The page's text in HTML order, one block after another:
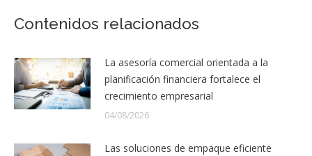
Contenidos relacionados
La asesoría comercial orientada a la
planificación financiera fortalece el
crecimiento empresarial
04/08/2026
Las soluciones de empaque eficiente